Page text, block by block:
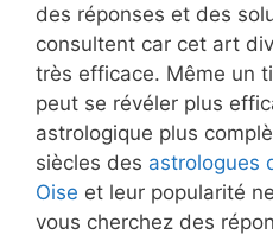
des réponses et des
consultent car cet art
très efficace. Même un
peut se révéler plus
astrologique plus
siècles des astrologues
Oise et leur popularité
vous cherchez des